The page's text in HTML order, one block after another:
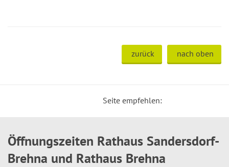
zurück nach oben
Seite empfehlen:
Öffnungszeiten Rathaus Sandersdorf-
Brehna und Rathaus Brehna